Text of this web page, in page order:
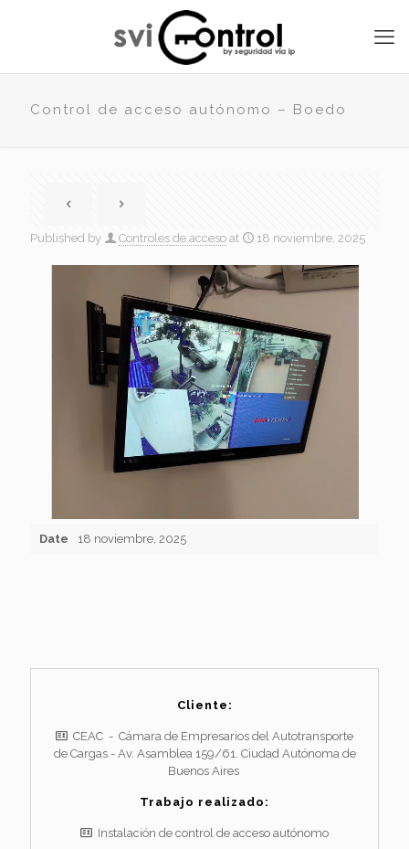
Control de acceso autónomo – Boedo
Published by Controles de acceso at 18 noviembre, 2025
Date 18 noviembre, 2025
Cliente:
CEAC - Cámara de Empresarios del Autotransporte
de Cargas - Av. Asamblea 159/61. Ciudad Autónoma de
Buenos Aires
Trabajo realizado:
Instalación de control de acceso autónomo